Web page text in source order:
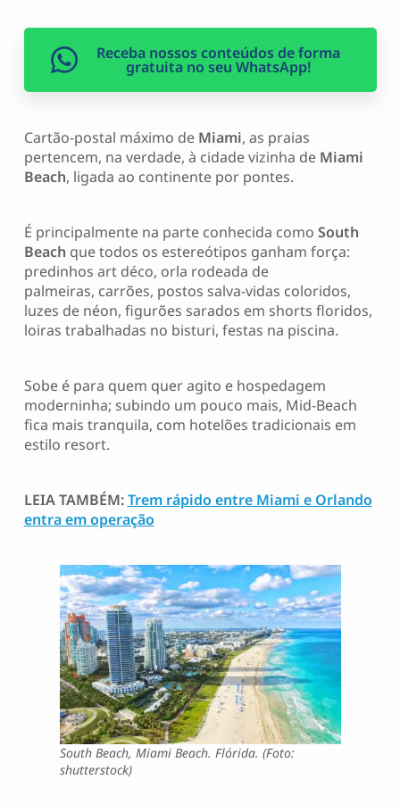
Receba nossos conteúdos de forma
gratuita no seu WhatsApp!
Cartão-postal máximo de Miami, as praias
pertencem, na verdade, à cidade vizinha de Miami
Beach, ligada ao continente por pontes.
É principalmente na parte conhecida como South
Beach que todos os estereótipos ganham força:
predinhos art déco, orla rodeada de
palmeiras, carrões, postos salva-vidas coloridos,
luzes de néon, figurões sarados em shorts floridos,
loiras trabalhadas no bisturi, festas na piscina.
Sobe é para quem quer agito e hospedagem
moderninha; subindo um pouco mais, Mid-Beach
fica mais tranquila, com hotelões tradicionais em
estilo resort.
LEIA TAMBÉM:Trem rápido entre Miami e Orlando
entra em operação
South Beach, Miami Beach. Flórida. (Foto:
shutterstock)